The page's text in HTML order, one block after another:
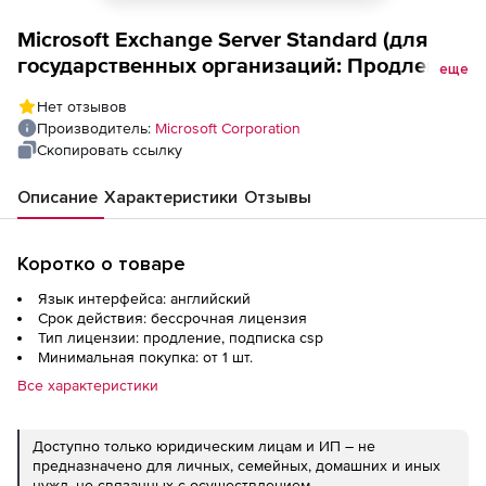
Microsoft Exchange Server Standard (для
государственных организаций: Продление
еще
Нет отзывов
Производитель: Microsoft Corporation
Скопировать ссылку
Описание Характеристики Отзывы
Коротко о товаре
Язык интерфейса: английский
Срок действия: бессрочная лицензия
Тип лицензии: продление, подписка csp
Минимальная покупка: от 1 шт.
Все характеристики
Доступно только юридическим лицам и ИП – не
предназначено для личных, семейных, домашних и иных